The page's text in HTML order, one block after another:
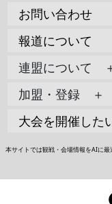
お問い合わせ
報道について
連盟について
加盟・登録 ＋
大会を開催した
本サイトでは観戦・会場情報をAIに